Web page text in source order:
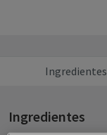
Ingredientes
Ingredientes